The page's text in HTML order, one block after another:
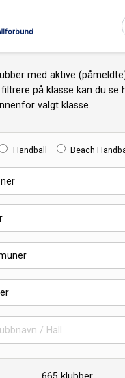
med aktive
på klasse kan du se
valgt klasse.
Handball Beach